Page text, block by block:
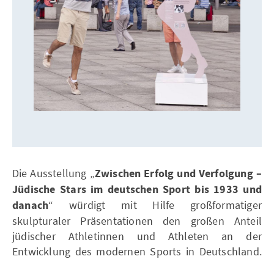
Die Ausstellung „Zwischen Erfolg und Verfolgung –
Jüdische Stars im deutschen Sport bis 1933 und
danach“ würdigt mit Hilfe großformatiger
skulpturaler Präsentationen den großen Anteil
jüdischer Athletinnen und Athleten an der
Entwicklung des modernen Sports in Deutschland.